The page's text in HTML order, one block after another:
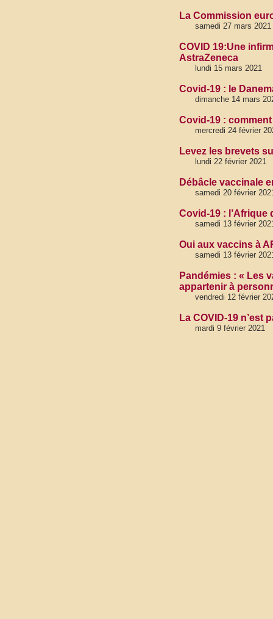
La Commission
samedi 27 mars 2021
COVID 19:Une
AstraZeneca
lundi 15 mars 2021
Covid-19 : le
dimanche 14 mars
Covid-19 :
mercredi 24 février
Levez les brevets
lundi 22 février 2021
Débâcle vaccinale
samedi 20 février
Covid-19 :
samedi 13 février
Oui aux vaccins à
samedi 13 février
Pandémies : « Les
appartenir à
vendredi 12 février
La COVID-19 n’est
mardi 9 février 2021